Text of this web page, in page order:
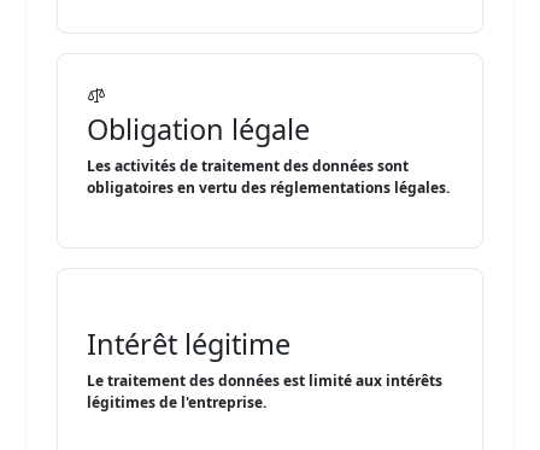
Obligation légale
Les activités de traitement des données sont
obligatoires en vertu des réglementations légales.
Intérêt légitime
Le traitement des données est limité aux intérêts
légitimes de l'entreprise.